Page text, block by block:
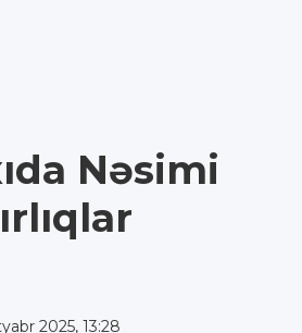
Nəsimi
2025, 13:28